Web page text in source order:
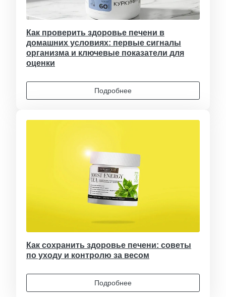
Как проверить здоровье печени в
домашних условиях: первые сигналы
организма и ключевые показатели для
оценки
Подробнее
Как сохранить здоровье печени: советы
по уходу и контролю за весом
Подробнее